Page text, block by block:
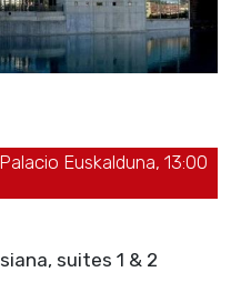
Palacio Euskalduna, 13:00
suites 1 & 2